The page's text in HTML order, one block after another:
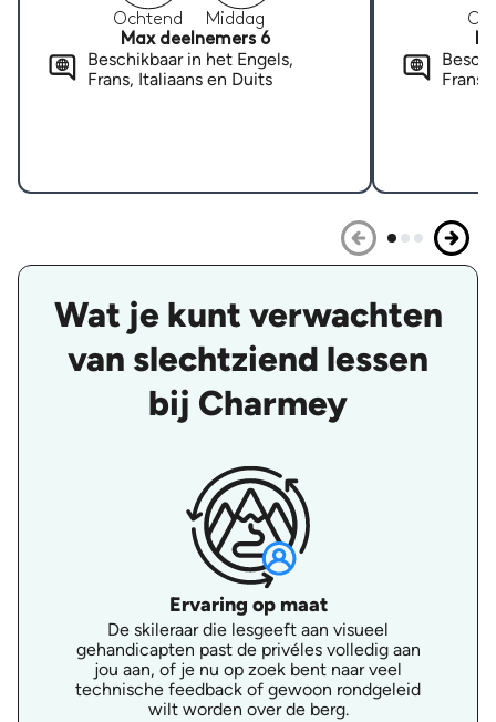
Ochtend
Middag
Max deelnemers 6
Beschikbaar in het Engels,
Frans, Italiaans en Duits
Frans,
Wat je kunt verwachten
van slechtziend lessen
bij Charmey
Ervaring op maat
De skileraar die lesgeeft aan visueel
gehandicapten past de privéles volledig aan
jou aan, of je nu op zoek bent naar veel
technische feedback of gewoon rondgeleid
wilt worden over de berg.